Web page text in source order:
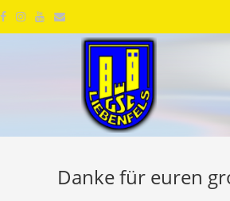
Danke für euren